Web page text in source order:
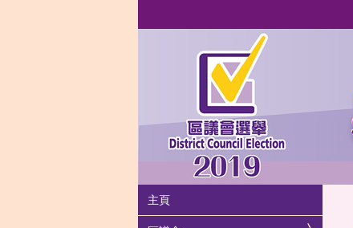
主頁